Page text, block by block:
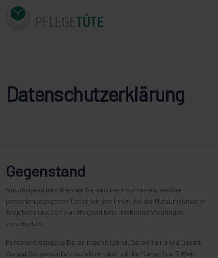
Beratungshotline: 02332 910 94 79
Datenschutzerklärung
Gegenstand
Nachfolgend möchten wir Sie darüber informieren, welche
personenbezogenen Daten wir von Ihnen bei der Nutzung unserer
Angebote und den nachfolgend beschriebenen Vorgängen
verarbeiten.
Personenbezogene Daten (nachfolgend „Daten“) sind alle Daten,
die auf Sie persönlich beziehbar sind, z.B. Ihr Name, Ihre E-Mail-